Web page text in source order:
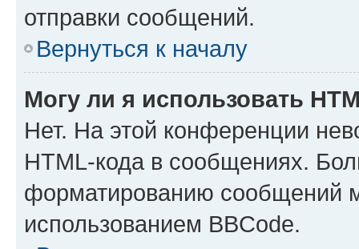
отправки сообщений.
Вернуться к началу
Могу ли я использовать
Нет. На этой конференции
HTML-кода в сообщениях.
форматированию сообщений
использованием BBCode.